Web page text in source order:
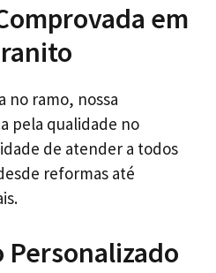
em
no ramo, nossa
pela qualidade no
de atender a todos
reformas até